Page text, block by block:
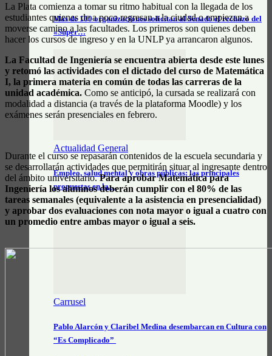
Más de 100 organizaciones solicitan al Senado el rechazo del
«Súper…
Actualidad General
Empleo, salud mental y obras públicas: las principales
propuestas en la…
Carrusel
Pablo Alarcón y Claribel Medina desembarcan en Cultura con
“Es Complicado”
La Plata comienza a tomar su ritmo habitual con la llegada de los
estudiantes quienes de a poco regresan a la ciudad o empiezan a
moverse camino a las facultades. Los primeros son quienes deben
hacer los cursos de ingreso y en la UNLP ya arrancaron algunos.
La Facultad de Ingeniería se encuentra abierta desde este lunes
y retomó las actividades con el dictado del curso de Matemática
I, la primera materia en común de todas las carreras de la
unidad académica. Como se anticipó, la cursada se realizará con
modalidad a distancia (a través de la plataforma Moodle) y los
exámenes serán presenciales en febrero.
Durante el curso se repasarán contenidos de la escuela secundaria y
se desarrollarán actividades que permitirán situar al ingresante dentro
del ámbito universitario.Para aprobar Matemática para
Ingeniería los alumnos deberán cumplir con el 80% de las
tareas semanales (equivalente a la asistencia en presencialidad)
y aprobar dos evaluaciones con nota mayor o igual a cuatro con
un promedio entre ambas mayor o igual a seis.